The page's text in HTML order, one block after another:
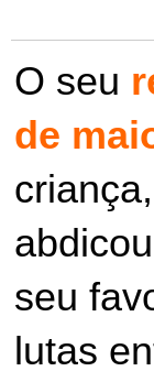
O seu
de
seu
lutas